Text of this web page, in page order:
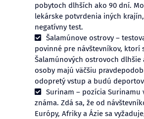
pobytoch dlhších ako 90 dní.
lekárske potvrdenia iných
negatívny test.
Šalamúnove ostrovy –
povinné pre návštevníkov, ktorí
Šalamúnových ostrovoch dlhšie
osoby majú väčšiu
odopretý vstup a budú
Surinam – pozícia Surinamu
známa. Zdá sa, že od
Európy, Afriky a Ázie sa